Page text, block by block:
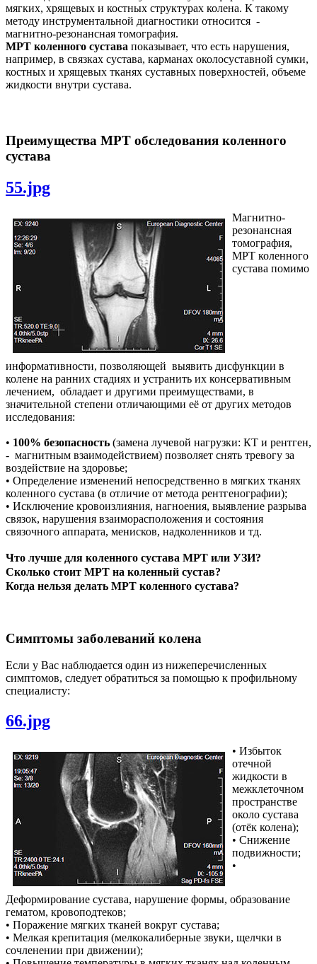
мягких, хрящевых и костных структурах колена. К такому
методу инструментальной диагностики относится -
магнитно-резонансная томография.
МРТ коленного сустава показывает, что есть нарушения,
например, в связках сустава, карманах околосуставной сумки,
костных и хрящевых тканях суставных поверхностей, объеме
жидкости внутри сустава.
Преимущества МРТ обследования коленного
сустава
55.jpg
Магнитно-
резонансная
томография,
МРТ коленного
сустава помимо
информативности, позволяющей выявить дисфункции в
колене на ранних стадиях и устранить их консервативным
лечением, обладает и другими преимуществами, в
значительной степени отличающими её от других методов
исследования:
• 100% безопасность (замена лучевой нагрузки: КТ и рентген,
- магнитным взаимодействием) позволяет снять тревогу за
воздействие на здоровье;
• Определение изменений непосредственно в мягких тканях
коленного сустава (в отличие от метода рентгенографии);
• Исключение кровоизлияния, нагноения, выявление разрыва
связок, нарушения взаиморасположения и состояния
связочного аппарата, менисков, надколенников и тд.
Что лучше для коленного сустава МРТ или УЗИ?
Сколько стоит МРТ на коленный сустав?
Когда нельзя делать МРТ коленного сустава?
Симптомы заболеваний колена
Если у Вас наблюдается один из нижеперечисленных
симптомов, следует обратиться за помощью к профильному
специалисту:
66.jpg
• Избыток
отечной
жидкости в
межклеточном
пространстве
около сустава
(отёк колена);
• Снижение
подвижности;
•
Деформирование сустава, нарушение формы, образование
гематом, кровоподтеков;
• Поражение мягких тканей вокруг сустава;
• Мелкая крепитация (мелкокалиберные звуки, щелчки в
сочленении при движении);